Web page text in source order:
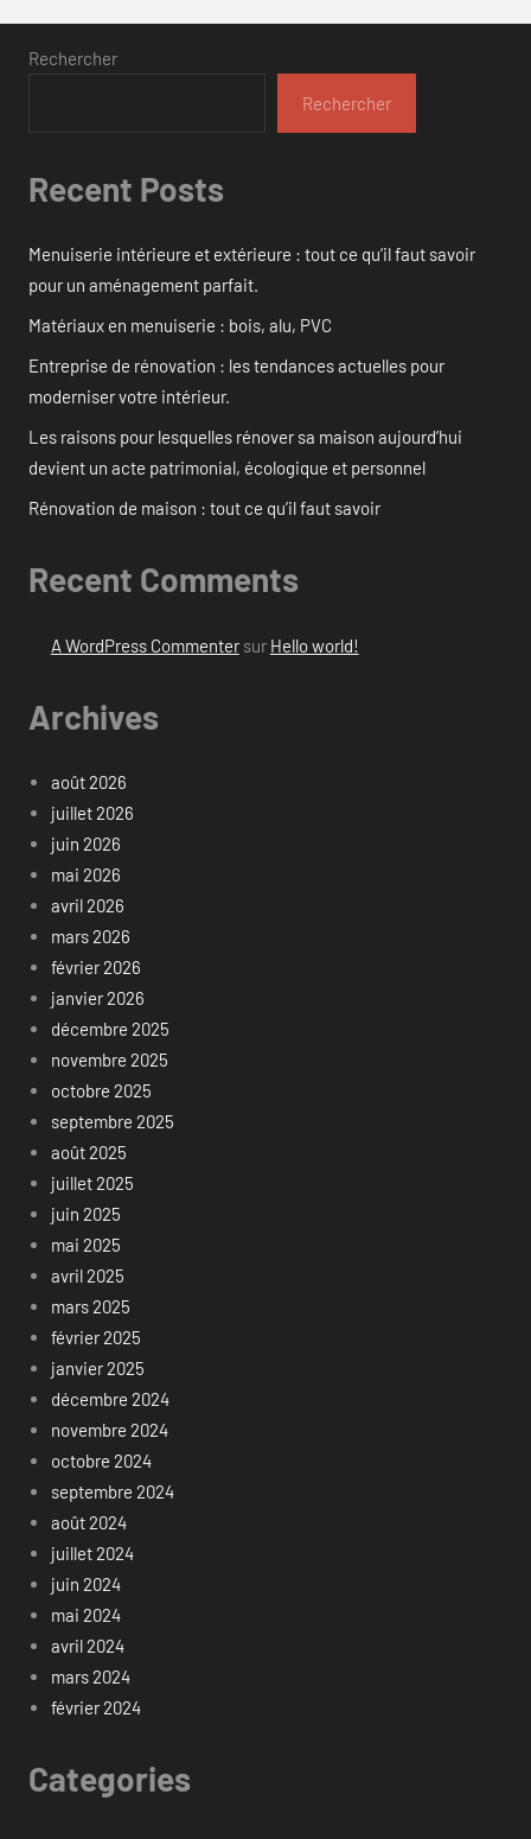
Rechercher
Rechercher
Recent Posts
Menuiserie intérieure et extérieure : tout ce qu’il faut savoir
pour un aménagement parfait.
Matériaux en menuiserie : bois, alu, PVC
Entreprise de rénovation : les tendances actuelles pour
moderniser votre intérieur.
Les raisons pour lesquelles rénover sa maison aujourd’hui
devient un acte patrimonial, écologique et personnel
Rénovation de maison : tout ce qu’il faut savoir
Recent Comments
A WordPress Commentersur Hello world!
Archives
août 2026
juillet 2026
juin 2026
mai 2026
avril 2026
mars 2026
février 2026
janvier 2026
décembre 2025
novembre 2025
octobre 2025
septembre 2025
août 2025
juillet 2025
juin 2025
mai 2025
avril 2025
mars 2025
février 2025
janvier 2025
décembre 2024
novembre 2024
octobre 2024
septembre 2024
août 2024
juillet 2024
juin 2024
mai 2024
avril 2024
mars 2024
février 2024
Categories